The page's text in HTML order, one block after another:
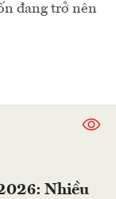
đang trở nên
Nhiều